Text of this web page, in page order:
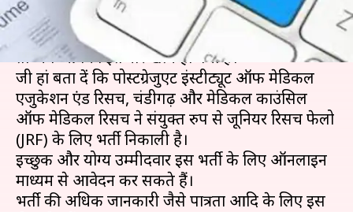
क्या है खबर?
अगर आप भी जूनियर रिसर्च फेलो भर्ती 2019 देख रहे हैं,
तो अब आपका इंतजार खत्म हो गया है।
जी हां बता दें कि पोस्टग्रेजुएट इंस्टीट्यूट ऑफ मेडिकल
एजुकेशन एंड रिसर्च, चंडीगढ़ और मेडिकल काउंसिल
ऑफ मेडिकल रिसर्च ने संयुक्त रुप से जूनियर रिसर्च फेलो
(JRF) के लिए भर्ती निकाली है।
इच्छुक और योग्य उम्मीदवार इस भर्ती के लिए ऑनलाइन
माध्यम से आवेदन कर सकते हैं।
भर्ती की अधिक जानकारी जैसे पात्रता आदि के लिए इस